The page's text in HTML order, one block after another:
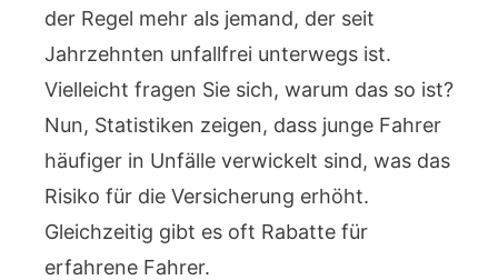
der Regel mehr als jemand, der seit
Jahrzehnten unfallfrei unterwegs ist.
Vielleicht fragen Sie sich, warum das so ist?
Nun, Statistiken zeigen, dass junge Fahrer
häufiger in Unfälle verwickelt sind, was das
Risiko für die Versicherung erhöht.
Gleichzeitig gibt es oft Rabatte für
erfahrene Fahrer.